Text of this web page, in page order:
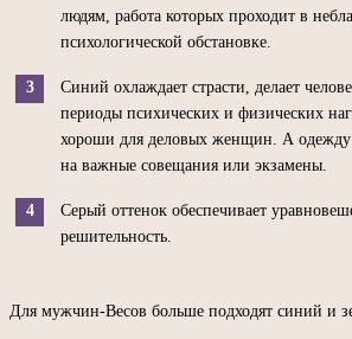
людям, работа которых проходит в
психологической обстановке.
Синий охлаждает страсти, делает
периоды психических и физических
хороши для деловых женщин. А одежду
на важные совещания или экзамены.
Серый оттенок обеспечивает
решительность.
Для мужчин-Весов больше подходят синий и